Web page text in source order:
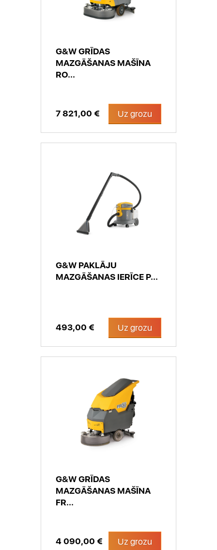
G&W GRĪDAS
MAZGĀŠANAS MAŠĪNA
RO...
7 821,00 € Uz grozu
G&W PAKLĀJU
MAZGĀŠANAS IERĪCE P...
493,00 € Uz grozu
G&W GRĪDAS
MAZGĀŠANAS MAŠĪNA
FR...
4 090,00 € Uz grozu